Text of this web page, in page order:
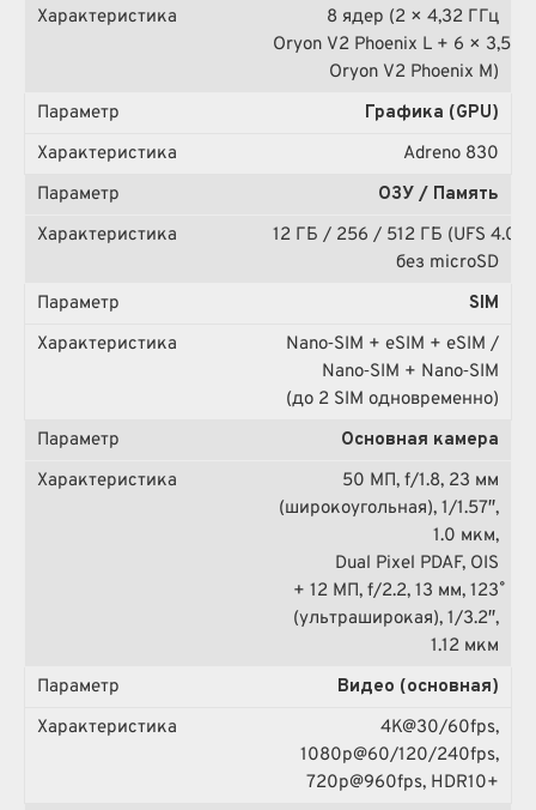
8 ядер (2 × 4,32 ГГц
Oryon V2 Phoenix L + 6 × 3,53
Oryon V2 Phoenix M)
Графика (GPU)
Adreno 830
ОЗУ / Память
12 ГБ / 256 / 512 ГБ (UFS 4.0),
без microSD
SIM
Nano‑SIM + eSIM + eSIM /
Nano‑SIM + Nano‑SIM
(до 2 SIM одновременно)
Основная камера
50 МП, f/1.8, 23 мм
(широкоугольная), 1/1.57″,
1.0 мкм,
Dual Pixel PDAF, OIS
+ 12 МП, f/2.2, 13 мм, 123˚
(ультраширокая), 1/3.2″,
1.12 мкм
Видео (основная)
4K@30/60fps,
1080p@60/120/240fps,
720p@960fps, HDR10+